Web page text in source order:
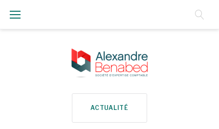
ACTUALITÉ